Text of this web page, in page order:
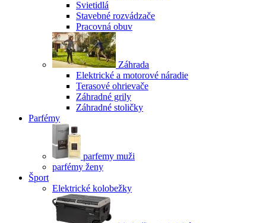
Svietidlá
Stavebné rozvádzače
Pracovná obuv
Záhrada
Elektrické a motorové náradie
Terasové ohrievače
Záhradné grily
Záhradné stoličky
Parfémy
parfemy muži
parfémy ženy
Šport
Elektrické kolobežky